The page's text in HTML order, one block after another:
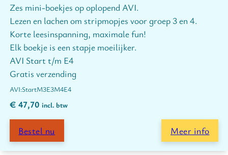
Zes mini-boekjes op oplopend AVI.
Lezen en lachen om stripmopjes voor groep 3 en 4.
Korte leesinspanning, maximale fun!
Elk boekje is een stapje moeilijker.
AVI Start t/m E4
Gratis verzending
StartM3E3M4E4
€ 47,70 incl. btw
Bestel nu Meer info